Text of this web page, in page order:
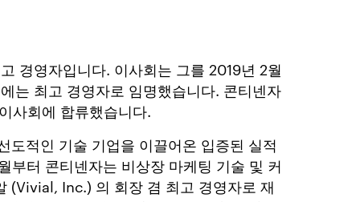
경영자입니다. 이사회는 그를 2019년 2월
는 최고 경영자로 임명했습니다. 콘티넨자
사회에 합류했습니다.
도적인 기술 기업을 이끌어온 입증된 실적
부터 콘티넨자는 비상장 마케팅 기술 및 커
(Vivial, Inc.) 의 회장 겸 최고 경영자로 재